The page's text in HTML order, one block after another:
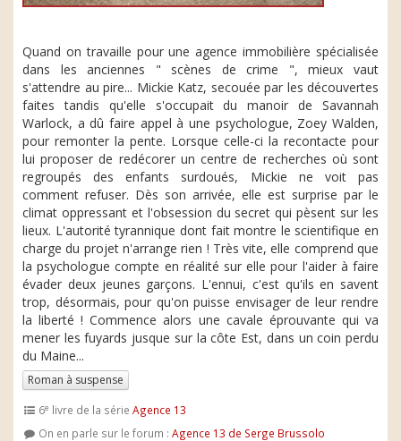
Quand on travaille pour une agence immobilière spécialisée
dans les anciennes " scènes de crime ", mieux vaut
s'attendre au pire... Mickie Katz, secouée par les découvertes
faites tandis qu'elle s'occupait du manoir de Savannah
Warlock, a dû faire appel à une psychologue, Zoey Walden,
pour remonter la pente. Lorsque celle-ci la recontacte pour
lui proposer de redécorer un centre de recherches où sont
regroupés des enfants surdoués, Mickie ne voit pas
comment refuser. Dès son arrivée, elle est surprise par le
climat oppressant et l'obsession du secret qui pèsent sur les
lieux. L'autorité tyrannique dont fait montre le scientifique en
charge du projet n'arrange rien ! Très vite, elle comprend que
la psychologue compte en réalité sur elle pour l'aider à faire
évader deux jeunes garçons. L'ennui, c'est qu'ils en savent
trop, désormais, pour qu'on puisse envisager de leur rendre
la liberté ! Commence alors une cavale éprouvante qui va
mener les fuyards jusque sur la côte Est, dans un coin perdu
du Maine...
Roman à suspense
6e livre de la sérieAgence 13
On en parle sur le forum :Agence 13 de Serge Brussolo